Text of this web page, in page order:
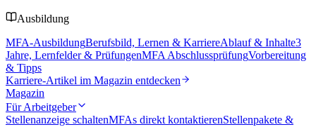
Ausbildung
MFA-AusbildungBerufsbild, Lernen & KarriereAblauf & Inhalte3
Jahre, Lernfelder & PrüfungenMFA AbschlussprüfungVorbereitung
& Tipps
Karriere-Artikel im Magazin entdecken
Magazin
Für Arbeitgeber
Stellenanzeige schaltenMFAs direkt kontaktierenStellenpakete &